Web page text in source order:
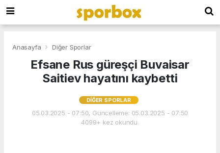
Anasayfa Diğer Sporlar
Efsane Rus güreşçi Buvaisar
Saitiev hayatını kaybetti
DIĞER SPORLAR
05.03.2025 - 07:50, Güncelleme: 05.03.2025 - 07:50
4099+ kez okundu.